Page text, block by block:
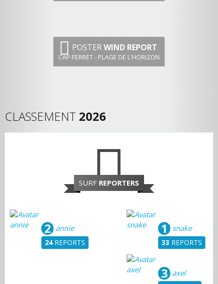
POSTERWIND REPORT
CAP-FERRET - PLAGE DE L'HORIZON
CLASSEMENT 2026
SURF REPORTERS
snake
1
33 REPORTS
annie
2
24REPORTS
axel
3